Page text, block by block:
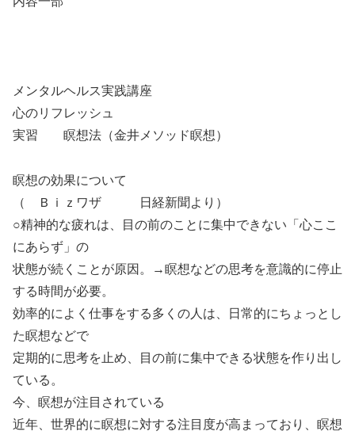
メンタルヘルス実践講座
心のリフレッシュ
実習 瞑想法（金井メソッド瞑想）
瞑想の効果について
（ Ｂｉｚワザ 日経新聞より）
○精神的な疲れは、目の前のことに集中できない「心ここ
にあらず」の
状態が続くことが原因。→瞑想などの思考を意識的に停止
する時間が必要。
効率的によく仕事をする多くの人は、日常的にちょっとし
た瞑想などで
定期的に思考を止め、目の前に集中できる状態を作り出し
ている。
今、瞑想が注目されている
近年、世界的に瞑想に対する注目度が高まっており、瞑想